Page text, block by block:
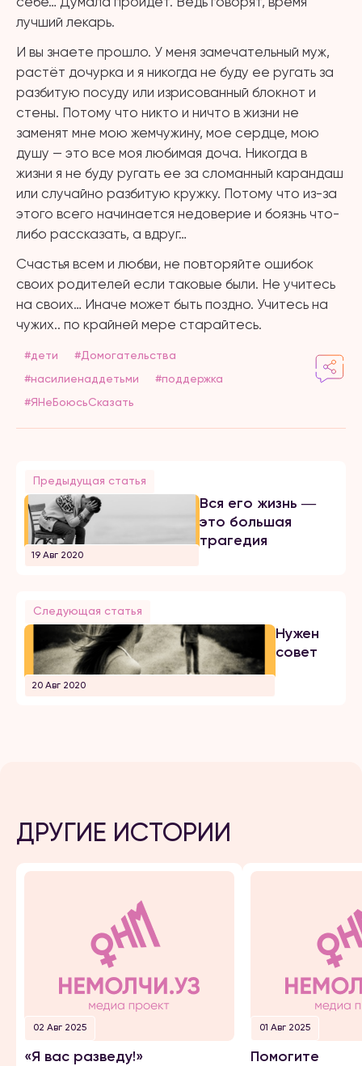
лучший лекарь.
И вы знаете прошло. У меня замечательный муж,
растёт дочурка и я никогда не буду ее ругать за
разбитую посуду или изрисованный блокнот и
стены. Потому что никто и ничто в жизни не
заменят мне мою жемчужину, мое сердце, мою
душу — это все моя любимая доча. Никогда в
жизни я не буду ругать ее за сломанный карандаш
или случайно разбитую кружку. Потому что из-за
этого всего начинается недоверие и боязнь что-
либо рассказать, а вдруг…
Счастья всем и любви, не повторяйте ошибок
своих родителей если таковые были. Не учитесь
на своих… Иначе может быть поздно. Учитесь на
чужих.. по крайней мере старайтесь.
#дети
#Домогательства
#насилиенаддетьми
#поддержка
#ЯНеБоюсьСказать
Предыдущая статья
19 Авг 2020
Вся его жизнь ―
это большая
трагедия
Следующая статья
20 Авг 2020
Нужен
совет
ДРУГИЕ ИСТОРИИ
02 Авг 2025
«Я вас разведу!»
01 Авг 2025
Помогите